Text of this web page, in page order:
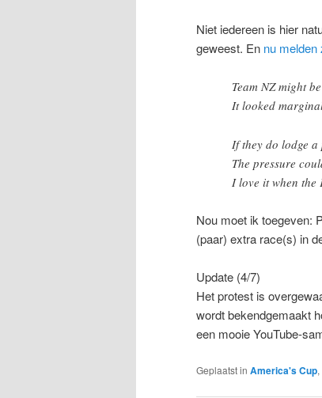
Niet iedereen is hier
geweest. En nu melden
Team NZ might
It looked
If they do lodge
The pressure
I love it when
Nou moet ik toegeven:
(paar) extra race(s) in
Update (4/7)
Het protest is
wordt bekendgemaakt
een mooie YouTube-
Geplaatst in America's Cup,